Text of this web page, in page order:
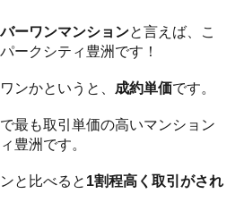
ーワンマンションと言えば、こ
ークシティ豊洲です！
ンかというと、 成約単価です。
最も取引単価の高いマンション
豊洲です。
と比べると 1割程高く取引がされ